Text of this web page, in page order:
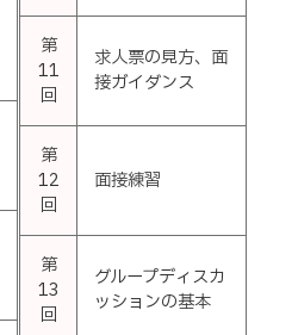
第
11
回
求人票の見方、面
接ガイダンス
第
12
回
面接練習
第
13
回
グループディスカ
ッションの基本